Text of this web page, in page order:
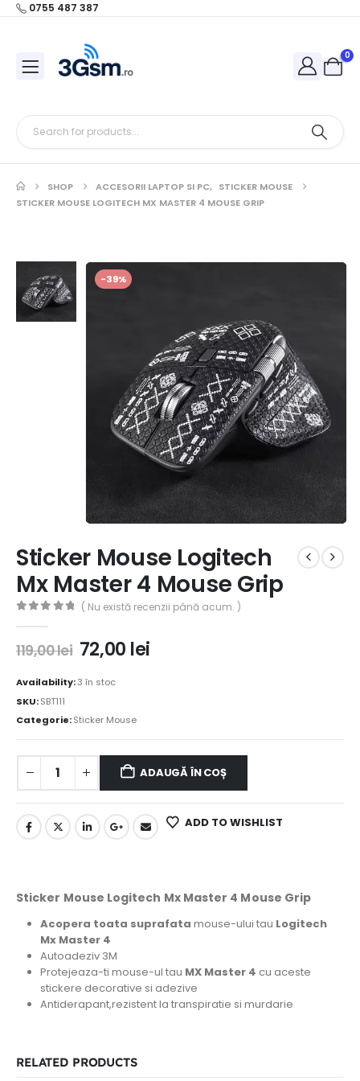
0755 487 387
0
SHOP ACCESORII LAPTOP SI PC, STICKER MOUSE
STICKER MOUSE LOGITECH MX MASTER 4 MOUSE GRIP
-39%
Sticker Mouse Logitech
Mx Master 4 Mouse Grip
( Nu există recenzii până acum. )
119,00lei 72,00 lei
Availability:3 în stoc
SKU:SBT111
Categorie:Sticker Mouse
ADAUGĂ ÎN COȘ
ADD TO WISHLIST
Sticker Mouse Logitech Mx Master 4 Mouse Grip
Acopera toata suprafata mouse-ului tau Logitech
Mx Master 4
Autoadeziv 3M
Protejeaza-ti mouse-ul tau MX Master 4 cu aceste
stickere decorative si adezive
Antiderapant,rezistent la transpiratie si murdarie
RELATED PRODUCTS